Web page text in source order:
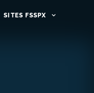
SITES FSSPX